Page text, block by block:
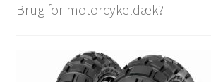
Brug for motorcykeldæk?